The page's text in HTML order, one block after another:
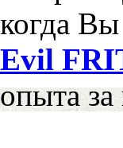
когда
Evil
опыта